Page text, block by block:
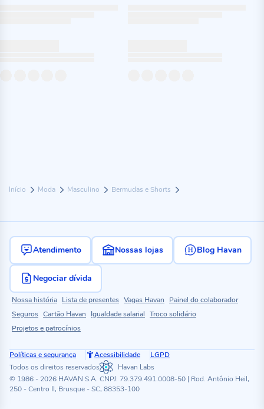
Início Moda Masculino Bermudas e Shorts
Atendimento Nossas lojas Blog Havan
Negociar dívida
Nossa história Lista de presentes Vagas Havan
Painel do colaborador
Seguros Cartão Havan Igualdade salarial Troco solidário
Projetos e patrocínios
Políticas e segurança Acessibilidade
LGPD
Todos os direitos reservados
Havan Labs
© 1986 - 2026 HAVAN S.A. CNPJ: 79.379.491.0008-50 | Rod. Antônio Heil,
250 - Centro II, Brusque - SC, 88353-100